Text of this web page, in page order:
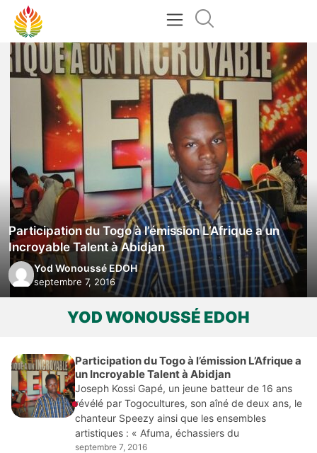
Participation du Togo à l’émission L’Afrique a un
Incroyable Talent à Abidjan
Yod Wonoussé EDOH
septembre 7, 2016
YOD WONOUSSÉ EDOH
Participation du Togo à l’émission L’Afrique a
un Incroyable Talent à Abidjan
Joseph Kossi Gapé, un jeune batteur de 16 ans
révélé par Togocultures, son aîné de deux ans, le
chanteur Speezy ainsi que les ensembles
artistiques : « Afuma, échassiers du
septembre 7, 2016